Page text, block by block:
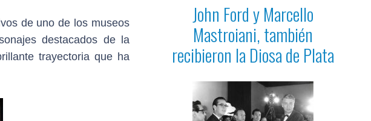
de uno de los museos
destacados de la
trayectoria que ha
John Ford y Marcello
Mastroiani, también
recibieron la Diosa de Plata